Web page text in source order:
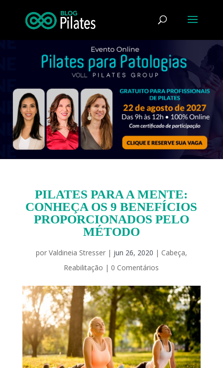
PILATES PARA A MENTE:
CONHEÇA OS 9 BENEFÍCIOS
PROPORCIONADOS PELO
MÉTODO
por Valdineia Stresser| jun 26, 2020 | Cabeça,
Reabilitação | 0 Comentários